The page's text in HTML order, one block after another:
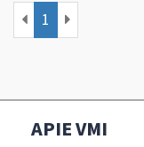
1
APIE VMI